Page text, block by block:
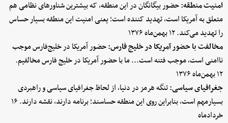
امنیت منطقه:حضور بیگانگان در این منطقه، که بیشترین شناورهای نظامی هم
متعلق به آمریکا است، تهدید کننده است؛ یعنی امنیت این منطقه‌ بسیار حساس
را تهدید می‌کند. ۱۲ بهمن‌ماه ۱۳۷۶
مخالفت با حضور آمریکا در خلیج فارس:حضور آمریکا در خلیج‌فارس موجب
ناامنی است، موجب فتنه است... ما با حضور آمریکا در خلیج ‌فارس مخالفیم.
۱۲ بهمن‌ماه ۱۳۷۶
جغرافیای سیاسی:تنگه هرمز در دنیا، از لحاظ جغرافیای سیاسی و راهبردی
بسیارمهم است، بنابراین روی این منطقه حساسند؛ برنامه دارند، نقشه دارند. ۱۶
خردادماه